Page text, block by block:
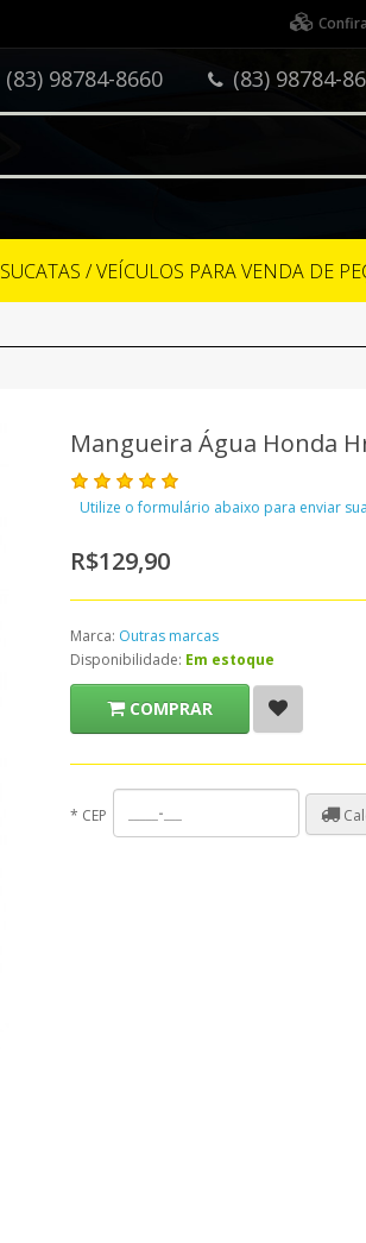
(83) 98784-8660 (83) 98784-
SUCATAS / VEÍCULOS PARA VENDA DE
Mangueira Água Honda
Utilize o formulário abaixo para enviar
R$129,90
Marca: Outras marcas
Disponibilidade: Em estoque
COMPRAR
* CEP